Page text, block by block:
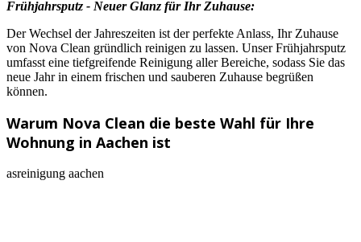
Frühjahrsputz - Neuer Glanz für Ihr Zuhause:
Der Wechsel der Jahreszeiten ist der perfekte Anlass, Ihr Zuhause
von Nova Clean gründlich reinigen zu lassen. Unser Frühjahrsputz
umfasst eine tiefgreifende Reinigung aller Bereiche, sodass Sie das
neue Jahr in einem frischen und sauberen Zuhause begrüßen
können.
Warum Nova Clean die beste Wahl für Ihre
Wohnung in Aachen ist